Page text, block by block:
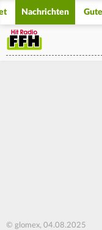
Nachrichten
© glomex, 04.08.2025